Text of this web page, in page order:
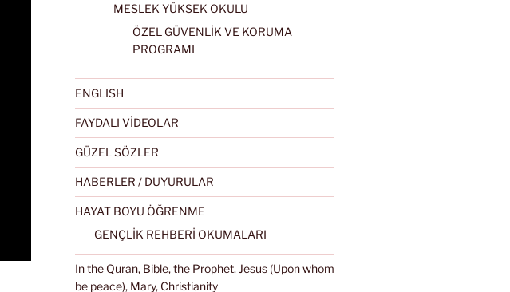
MESLEK YÜKSEK OKULU
ÖZEL GÜVENLİK VE KORUMA
PROGRAMI
ENGLISH
FAYDALI VİDEOLAR
GÜZEL SÖZLER
HABERLER / DUYURULAR
HAYAT BOYU ÖĞRENME
GENÇLİK REHBERİ OKUMALARI
In the Quran, Bible, the Prophet. Jesus (Upon whom
be peace), Mary, Christianity